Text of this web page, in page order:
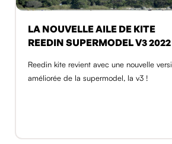
LA NOUVELLE AILE DE KITE
REEDIN SUPERMODEL V3 2022
Reedin kite revient avec une nouvelle
améliorée de la supermodel, la v3 !